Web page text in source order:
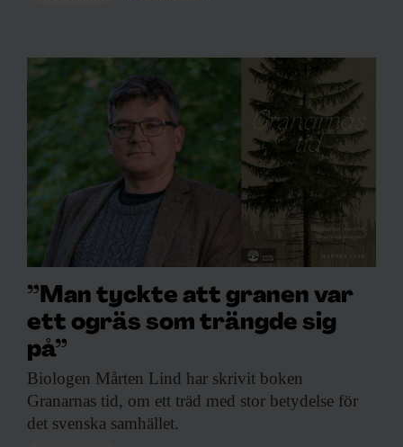
”Man tyckte att granen var
ett ogräs som trängde sig
på”
Biologen Mårten Lind har skrivit boken
Granarnas tid, om ett träd med stor betydelse för
det svenska samhället.